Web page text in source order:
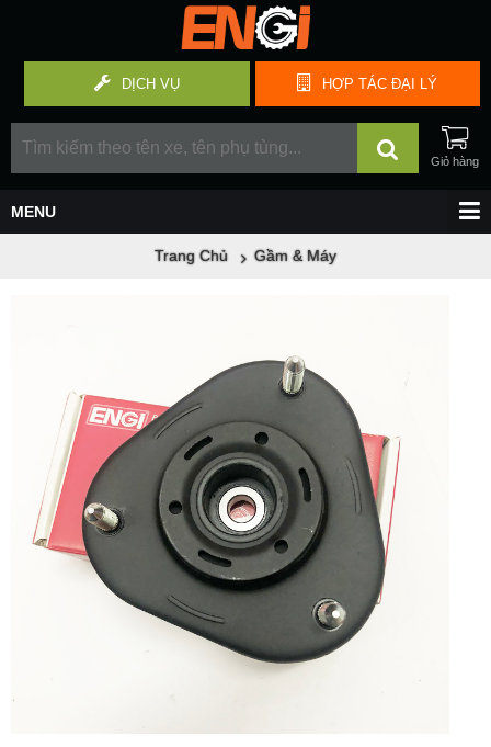
HỢP TÁC ĐẠI LÝ
DỊCH VỤ
Trang Chủ Gầm & Máy